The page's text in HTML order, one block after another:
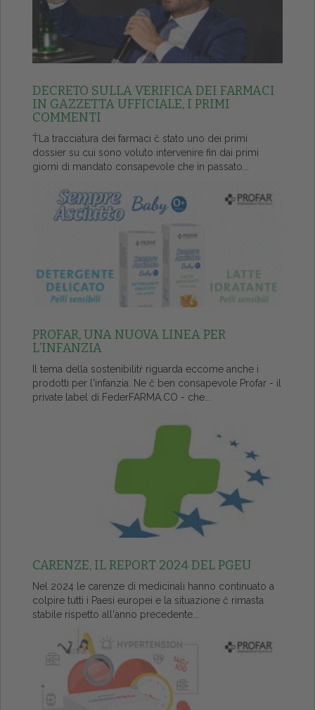
DECRETO SULLA VERIFICA DEI FARMACI
IN GAZZETTA UFFICIALE, I PRIMI
COMMENTI
ŤLa tracciatura dei farmaci č stato uno dei primi
dossier su cui sono voluto intervenire fin dai primi
giorni di mandato consapevole che in passato...
PROFAR, UNA NUOVA LINEA PER
L’INFANZIA
Il tema della sostenibilitŕ riguarda eccome anche i
prodotti per l'infanzia. Ne č ben consapevole Profar - il
private label di FederFARMA.CO - che...
CARENZE, IL REPORT 2024 DEL PGEU
Nel 2024 le carenze di medicinali hanno continuato a
colpire tutti i Paesi europei e la situazione č rimasta
stabile rispetto all'anno precedente...